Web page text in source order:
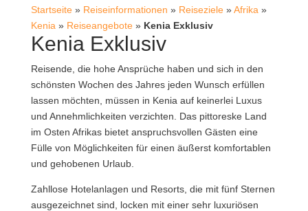
Startseite» Reiseinformationen » Reiseziele»Afrika »
Kenia » Reiseangebote» Kenia Exklusiv
Kenia Exklusiv
Reisende, die hohe Ansprüche haben und sich in den
schönsten Wochen des Jahres jeden Wunsch erfüllen
lassen möchten, müssen in Kenia auf keinerlei Luxus
und Annehmlichkeiten verzichten. Das pittoreske Land
im Osten Afrikas bietet anspruchsvollen Gästen eine
Fülle von Möglichkeiten für einen äußerst komfortablen
und gehobenen Urlaub.
Zahllose Hotelanlagen und Resorts, die mit fünf Sternen
ausgezeichnet sind, locken mit einer sehr luxuriösen